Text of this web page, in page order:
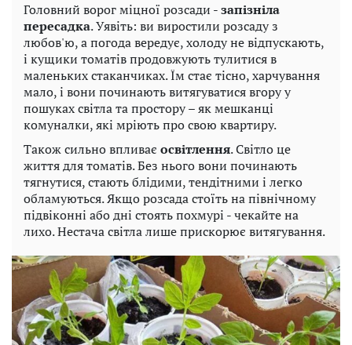
Головний ворог міцної розсади -запізніла
пересадка. Уявіть: ви виростили розсаду з
любов'ю, а погода вередує, холоду не відпускають,
і кущики томатів продовжують тулитися в
маленьких стаканчиках. Їм стає тісно, ​​харчування
мало, і вони починають витягуватися вгору у
пошуках світла та простору – як мешканці
комуналки, які мріють про свою квартиру.
Також сильно впливає освітлення. Світло це
життя для томатів. Без нього вони починають
тягнутися, стають блідими, тендітними і легко
обламуються. Якщо розсада стоїть на північному
підвіконні або дні стоять похмурі - чекайте на
лихо. Нестача світла лише прискорює витягування.